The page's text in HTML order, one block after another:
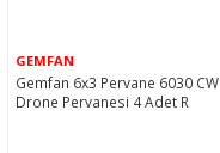
GEMFAN
Gemfan 6x3 Pervane 6030 CW
Drone Pervanesi 4 Adet R